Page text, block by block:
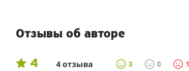
Отзывы об авторе
4 4 отзыва 3 0 1